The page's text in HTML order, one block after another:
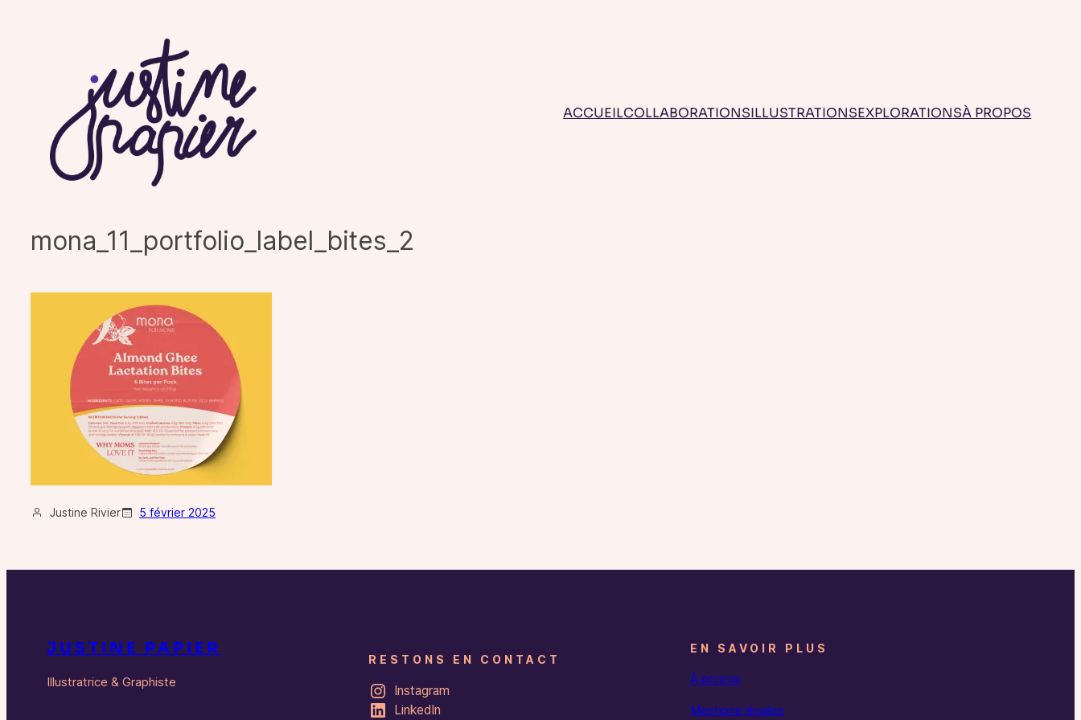
ACCUEILCOLLABORATIONSILLUSTRATIONSEXPLORATIONSÀ PROPOS
mona_11_portfolio_label_bites_2
Justine Rivier 5 février 2025
JUSTINE PAPIER
Illustratrice & Graphiste
RESTONS EN CONTACT
Instagram
LinkedIn
EN SAVOIR PLUS
À propos
Mentions légales